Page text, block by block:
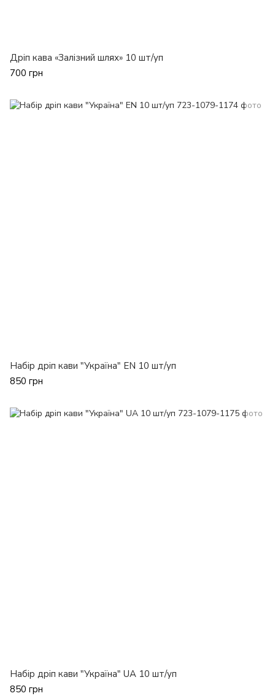
Дріп кава «Залізний шлях» 10 шт/уп
700 грн
Набір дріп кави "Україна" EN 10 шт/уп
850 грн
Набір дріп кави "Україна" UA 10 шт/уп
850 грн